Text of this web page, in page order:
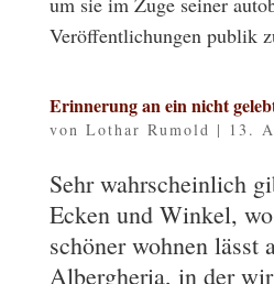
Veröffentlichungen publik
Erinnerung an ein nicht
von Lothar Rumold | 13.
Sehr wahrscheinlich
Ecken und Winkel,
schöner wohnen lässt
Albergheria, in der